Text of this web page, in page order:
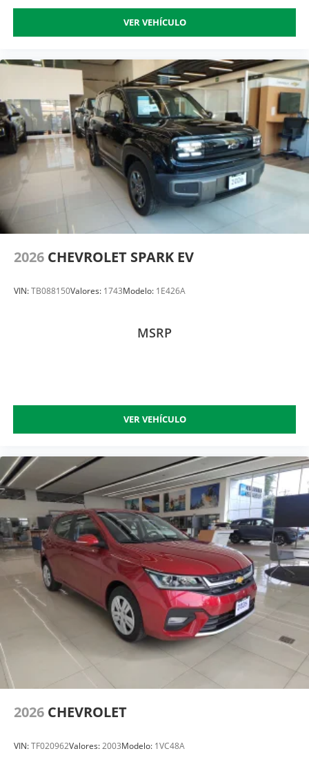
VER VEHÍCULO
2026 CHEVROLET SPARK EV
VIN:TB088150Valores: 1743Modelo: 1E426A
MSRP
VER VEHÍCULO
2026 CHEVROLET
VIN:TF020962Valores:2003Modelo: 1VC48A